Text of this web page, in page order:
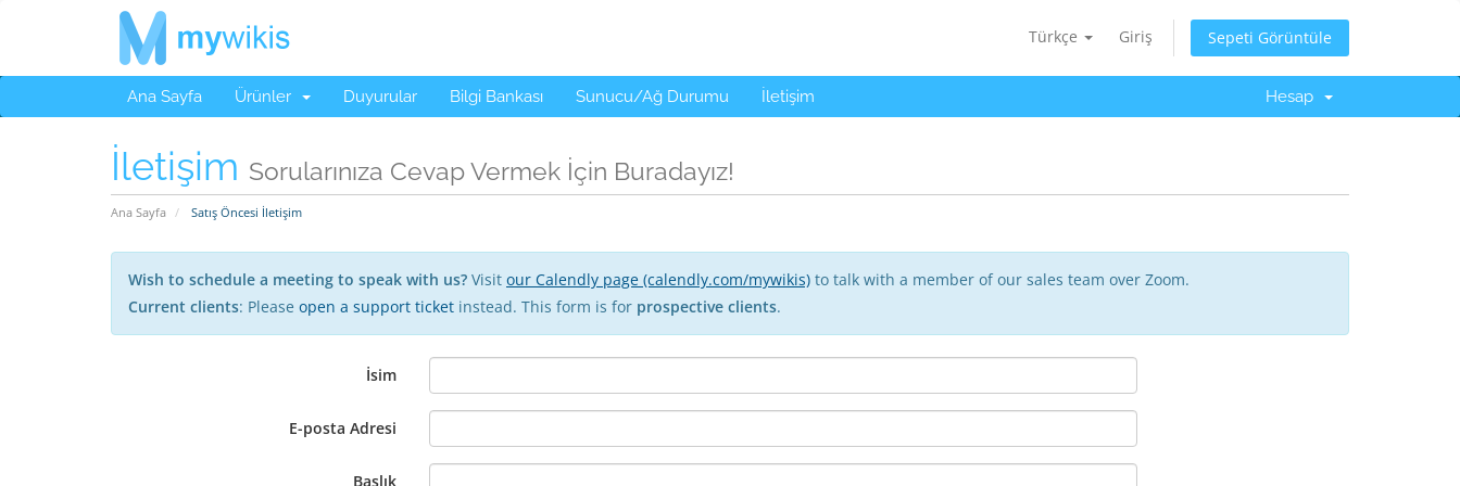
Türkçe Giriş Sepeti Görüntüle
Ana Sayfa Ürünler Duyurular Bilgi Bankası Sunucu/Ağ Durumu İletişim Hesap
İletişim Sorularınıza Cevap Vermek İçin Buradayız!
Ana Sayfa Satış Öncesi İletişim
Wish to schedule a meeting to speak with us? Visit our Calendly page (calendly.com/mywikis) to talk with a member of our sales team over Zoom.
Current clients: Please open a support ticket instead. This form is for prospective clients.
İsim
E-posta Adresi
Başlık